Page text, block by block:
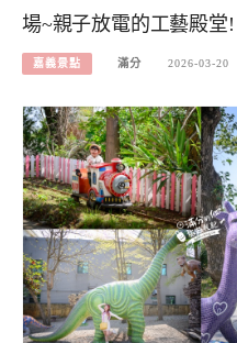
場~親子放電的工藝殿堂!
嘉義景點 滿分 2026-03-20